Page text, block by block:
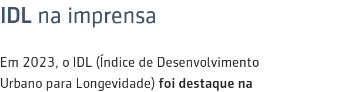
IDL na imprensa
Em 2023, o IDL (Índice de Desenvolvimento
Urbano para Longevidade) foi destaque na